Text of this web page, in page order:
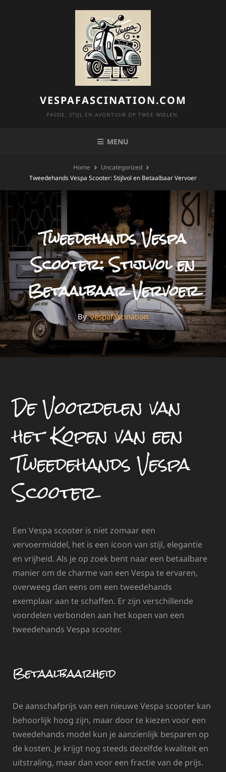
VESPAFASCINATION.COM
PASSIE, STIJL EN AVONTUUR OP TWEE WIELEN.
MENU
Home
Uncategorized
Tweedehands Vespa Scooter: Stijlvol en Betaalbaar Vervoer
Tweedehands Vespa
Scooter: Stijlvol en
Betaalbaar Vervoer
By
By Vespafascination
De Voordelen van
het Kopen van een
Tweedehands Vespa
Scooter
Een Vespa scooter is niet zomaar een
vervoermiddel, het is een icoon van stijl, elegantie
en vrijheid. Als je op zoek bent naar een betaalbare
manier om de charme van een Vespa te ervaren,
overweeg dan eens om een tweedehands
exemplaar aan te schaffen. Er zijn verschillende
voordelen verbonden aan het kopen van een
tweedehands Vespa scooter.
Betaalbaarheid
De aanschafprijs van een nieuwe Vespa scooter kan
behoorlijk hoog zijn, maar door te kiezen voor een
tweedehands model kun je aanzienlijk besparen op
de kosten. Je krijgt nog steeds dezelfde kwaliteit en
uitstraling, maar dan voor een fractie van de prijs.